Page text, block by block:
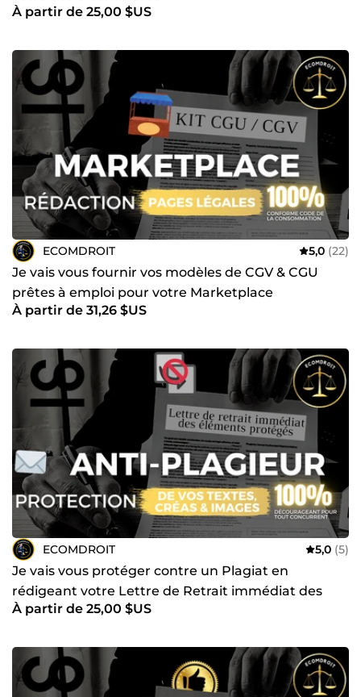
À partir de 25,00 $US
ECOMDROIT 5,0 (22)
Je vais vous fournir vos modèles de CGV & CGU
prêtes à emploi pour votre Marketplace
À partir de 31,26 $US
ECOMDROIT 5,0 (5)
Je vais vous protéger contre un Plagiat en
rédigeant votre Lettre de Retrait immédiat des
éléments protégés
À partir de 25,00 $US